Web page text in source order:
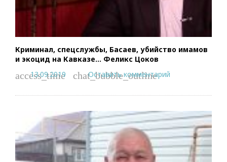
Криминал, спецслужбы, Басаев, убийство имамов
и экоцид на Кавказе… Феликс Цоков
access_time
13.09.2019 chat_bubble_outline
Оставить комментарий